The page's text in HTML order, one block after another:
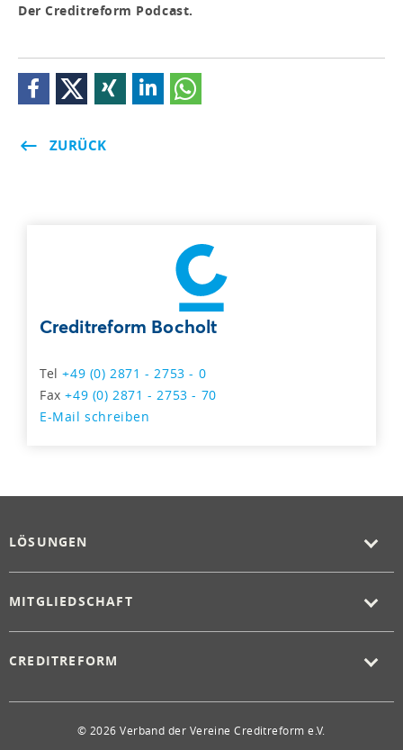
Der Creditreform Podcast.
ZURÜCK
Creditreform Bocholt
Tel+49 (0) 2871 - 2753 - 0
Fax+49 (0) 2871 - 2753 - 70
E-Mail schreiben
LÖSUNGEN
MITGLIEDSCHAFT
CREDITREFORM
© 2026 Verband der Vereine Creditreform e.V.